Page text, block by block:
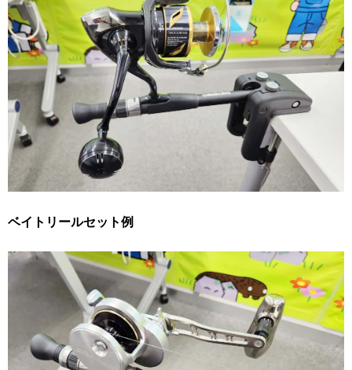
ベイトリールセット例